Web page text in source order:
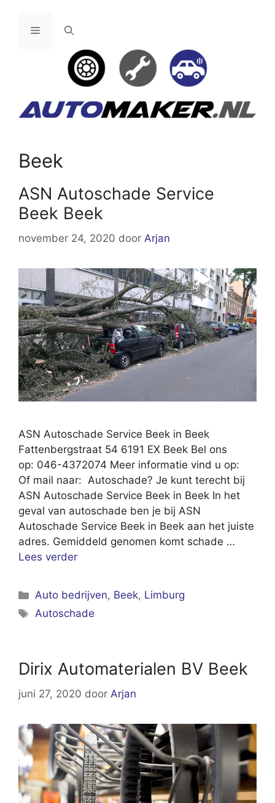
Menu
Beek
ASN Autoschade Service
Beek Beek
november 24, 2020 door Arjan
ASN Autoschade Service Beek in Beek
Fattenbergstraat 54 6191 EX Beek Bel ons
op: 046-4372074 Meer informatie vind u op:
Of mail naar: Autoschade? Je kunt terecht bij
ASN Autoschade Service Beek in Beek In het
geval van autoschade ben je bij ASN
Autoschade Service Beek in Beek aan het juiste
adres. Gemiddeld genomen komt schade …
Lees verder
Categorieën
Auto bedrijven, Beek, Limburg
Tags
Autoschade
Dirix Automaterialen BV Beek
juni 27, 2020 door Arjan